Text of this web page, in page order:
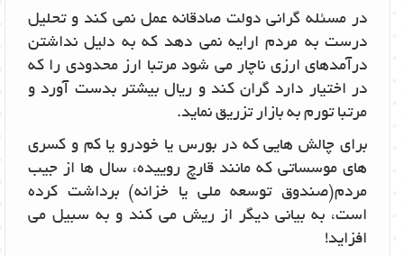
در مسئله گرانی دولت صادقانه عمل نمی کند و تحلیل
درست به مردم ارایه نمی دهد که به دلیل نداشتن
درآمدهای ارزی ناچار می شود مرتبا ارز محدودی را که
در اختیار دارد گران کند و ریال بیشتر بدست آورد و
مرتبا تورم به بازار تزریق نماید.
برای چالش هایی که در بورس یا خودرو یا کم و کسری
های موسساتی که مانند قارچ روییده، سال ها از جیب
مردم(صندوق توسعه ملی یا خزانه) برداشت کرده
است، به بیانی دیگر از ریش می کند و به سبیل می
افزاید!